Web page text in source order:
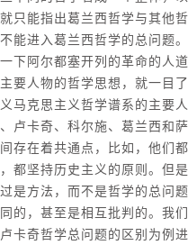
只能指出葛兰西哲学与其他
能进入葛兰西哲学的总问题
下阿尔都塞开列的革命的人
要人物的哲学思想，就一目
马克思主义哲学谱系的主要
卢卡奇、科尔施、葛兰西和
存在着共通点，比如，他们
都坚持历史主义的原则。但
是方法，而不是哲学的总问
的，甚至是相互批判的。我
卡奇哲学总问题的区别为例进